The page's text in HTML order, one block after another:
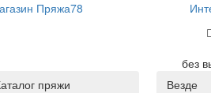
без
Везде
пряжи